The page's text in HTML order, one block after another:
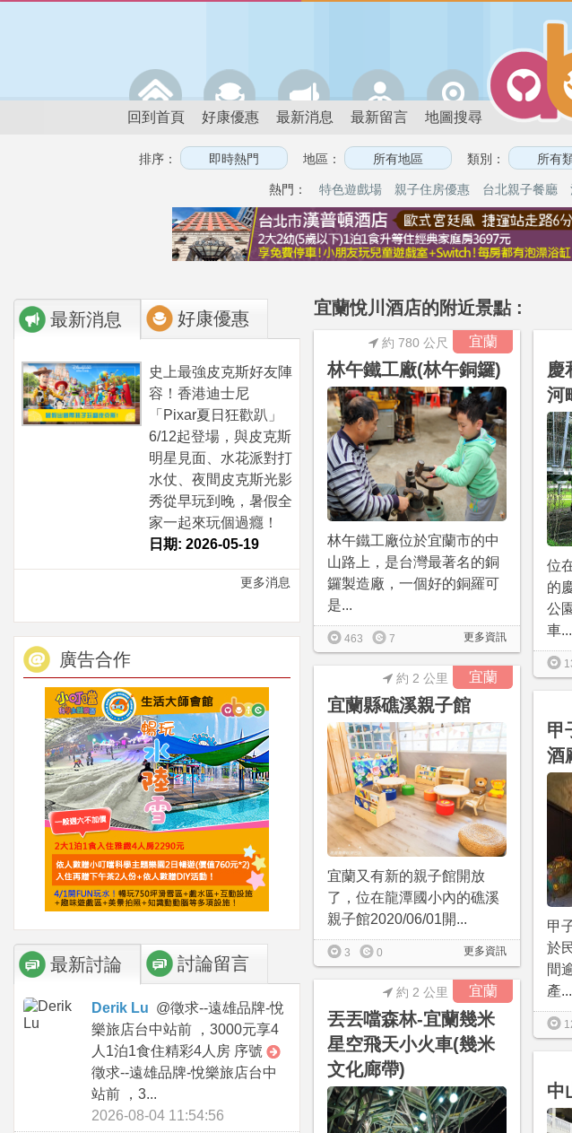
回到首頁 好康優惠 最新消息 最新留言 地圖搜尋
排序： 地區： 類別：
熱門： 特色遊戲場 親子住房優惠 台北親子餐廳
最新消息 好康優惠
史上最強皮克斯好友陣
容！香港迪士尼
「Pixar夏日狂歡趴」
6/12起登場，與皮克斯
明星見面、水花派對打
水仗、夜間皮克斯光影
秀從早玩到晚，暑假全
家一起來玩個過癮！
日期: 2026-05-19
更多消息
廣告合作
最新討論 討論留言
Derik Lu @徵求--遠雄品牌-悅
樂旅店台中站前 ，3000元享4
人1泊1食住精彩4人房 序號
徵求--遠雄品牌-悅樂旅店台中
站前 ，3...
2026-08-04 11:54:56
宜蘭悅川酒店的附近景點 :
宜蘭
約 780 公尺
林午鐵工廠(林午銅鑼)
林午鐵工廠位於宜蘭市的中
山路上，是台灣最著名的銅
鑼製造廠，一個好的銅羅可
是...
更多資訊
463 7
慶
河
位
的
公
車...
宜蘭
約 2 公里
宜蘭縣礁溪親子館
宜蘭又有新的親子館開放
了，位在龍潭國小內的礁溪
親子館2020/06/01開...
更多資訊
3 0
甲
酒
甲
於
間
產...
宜蘭
約 2 公里
丟丟噹森林-宜蘭幾米
星空飛天小火車(幾米
文化廊帶)
中